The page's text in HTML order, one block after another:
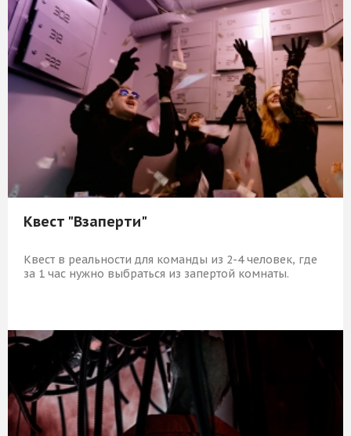
8 829 Р КУПИТЬ
Квест "Взаперти"
Квест в реальности для команды из 2-4 человек, где
за 1 час нужно выбраться из запертой комнаты.
5 839 Р